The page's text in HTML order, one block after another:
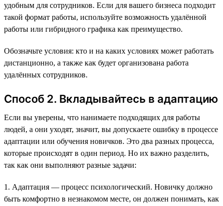
удобным для сотрудников. Если для вашего бизнеса подходит
такой формат работы, используйте возможность удалённой
работы или гибридного графика как преимущество.
Обозначьте условия: кто и на каких условиях может работать
дистанционно, а также как будет организована работа
удалённых сотрудников.
Способ 2. Вкладывайтесь в адаптацию
Если вы уверены, что нанимаете подходящих для работы
людей, а они уходят, значит, вы допускаете ошибку в процессе
адаптации или обучения новичков. Это два разных процесса,
которые происходят в один период. Но их важно разделить,
так как они выполняют разные задачи:
1. Адаптация — процесс психологический. Новичку должно
быть комфортно в незнакомом месте, он должен понимать, как